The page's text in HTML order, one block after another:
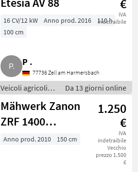
€
IVA
indetraibile
16 CV/12 kW Anno prod. 2016
110 h
100 cm
P .
77736 Zell am Harmersbach
Veicoli agricoli a
motore /
Motofalciatrici/motofresatrici
Da 13 giorni online
Mähwerk Zanon
ZRF 1400
Kreiselmäher
1.250
€
IVA
indetraibile
Vecchio
prezzo 1.500
€
Anno prod. 2010 150 cm